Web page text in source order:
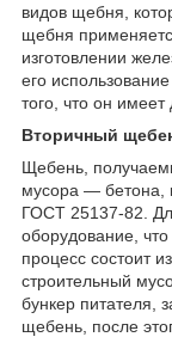
видов щебня,
щебня
изготовлении
его
того, что он имеет
Вторичный
Щебень,
мусора — бетона,
ГОСТ 25137-82.
оборудование,
процесс состоит
строительный
бункер питателя,
щебень, после